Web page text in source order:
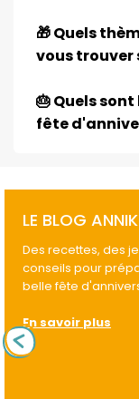
🎁 Quels
vous trouver
🎂 Quels
fête
LE BLOG
Des recettes, des
conseils pour
belle fête
En savoir plus